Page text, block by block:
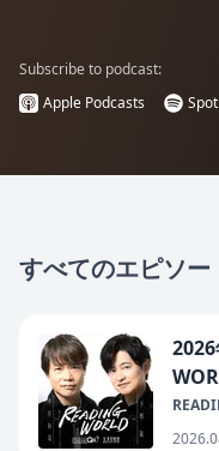
Subscribe to podcast:
Apple Podcasts
すべてのエピソー